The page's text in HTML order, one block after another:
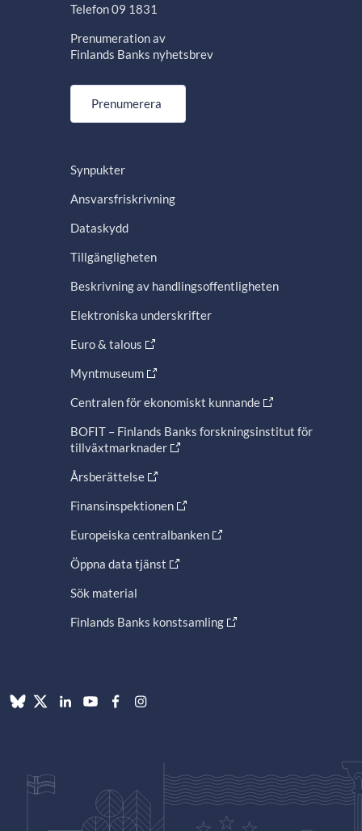
Telefon 09 1831
Prenumeration av
Finlands Banks nyhetsbrev
Prenumerera
Synpukter
Ansvarsfriskrivning
Dataskydd
Tillgängligheten
Beskrivning av handlingsoffentligheten
Elektroniska underskrifter
Euro & talous
Myntmuseum
Centralen för ekonomiskt kunnande
BOFIT – Finlands Banks forskningsinstitut för
tillväxtmarknader
Årsberättelse
Finansinspektionen
Europeiska centralbanken
Öppna data tjänst
Sök material
Finlands Banks konstsamling